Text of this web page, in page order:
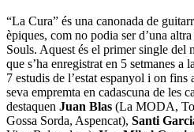
“La Cura” és una canonada de
èpiques, com no podia ser d’una
Souls. Aquest és el primer single del
que s’ha enregistrat en 5 setmanes
7 estudis de l’estat espanyol i on
seva empremta en cadascuna de les
destaquen Juan Blas (La MODA,
Gossa Sorda, Aspencat), Santi